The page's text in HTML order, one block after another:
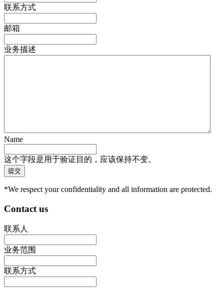
联系方式
邮箱
业务描述
Name
这个字段是用于验证目的，应该保持不变。
*We respect your confidentiality and all information are protected.
Contact us
联系人
业务范围
联系方式